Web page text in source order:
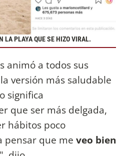
LA PLAYA QUE SE HIZO VIRAL.
animó a todos sus
versión más saludable
significa
que ser más delgada,
hábitos poco
pensar que me veo bien